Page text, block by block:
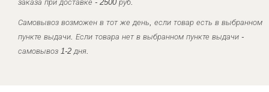
заказа при доставке - 2500 руб.
Самовывоз возможен в тот же день, если товар есть в выбранном
пункте выдачи. Если товара нет в выбранном пункте выдачи -
самовывоз 1-2 дня.